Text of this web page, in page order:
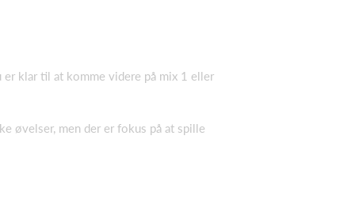
klar til at komme videre på mix 1 eller
øvelser, men der er fokus på at spille